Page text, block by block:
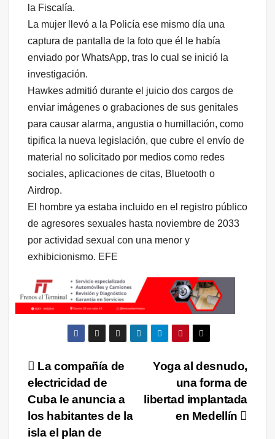
la Fiscalía.
La mujer llevó a la Policía ese mismo día una
captura de pantalla de la foto que él le había
enviado por WhatsApp, tras lo cual se inició la
investigación.
Hawkes admitió durante el juicio dos cargos de
enviar imágenes o grabaciones de sus genitales
para causar alarma, angustia o humillación, como
tipifica la nueva legislación, que cubre el envío de
material no solicitado por medios como redes
sociales, aplicaciones de citas, Bluetooth o
Airdrop.
El hombre ya estaba incluido en el registro público
de agresores sexuales hasta noviembre de 2033
por actividad sexual con una menor y
exhibicionismo. EFE
Navegación
de
entradas
Yoga al desnudo,
una forma de
libertad implantada
en Medellín
La compañía de
electricidad de
Cuba le anuncia a
los habitantes de la
isla el plan de